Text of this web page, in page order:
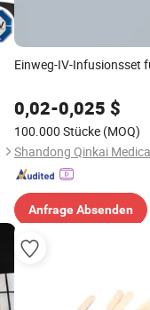
Einweg-IV-Infusionsset
0,02-0,025 $
100.000 Stücke (MOQ)
Anfrage Absenden